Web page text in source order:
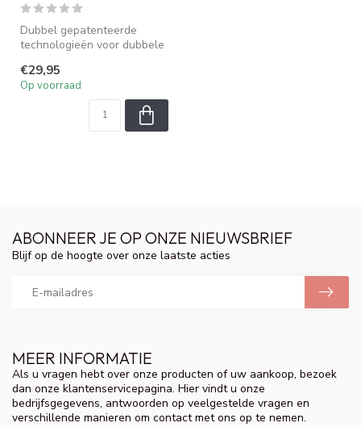
Dubbel gepatenteerde
technologieën voor dubbele
voo...
€29,95
Op voorraad
MEER INFORMATIE
Als u vragen hebt over onze producten of uw aankoop, bezoek
dan onze klantenservicepagina. Hier vindt u onze
bedrijfsgegevens, antwoorden op veelgestelde vragen en
verschillende manieren om contact met ons op te nemen.
ABONNEER JE OP ONZE NIEUWSBRIEF
Blijf op de hoogte over onze laatste acties